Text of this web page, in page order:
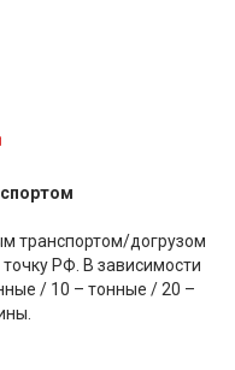
транспортом/догрузом
РФ. В зависимости
/ 10 – тонные / 20 –